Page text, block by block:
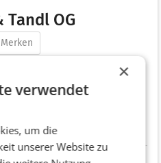
Tandl OG
Merken
0
×
verwendet
um die
unserer Website zu